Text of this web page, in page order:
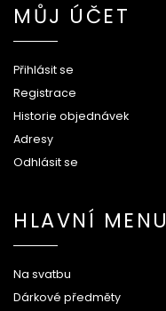
MŮJ ÚČET
Přihlásit se
Registrace
Historie objednávek
Adresy
Odhlásit se
HLAVNÍ MENU
Na svatbu
Dárkové předměty